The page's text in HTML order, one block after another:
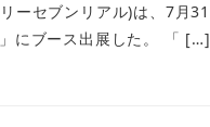
ーセブンリアル)は、7月
にブース出展した。 「 […]